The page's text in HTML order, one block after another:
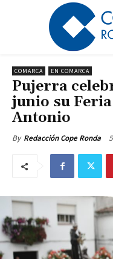
COMARCA EN COMARCA
Pujerra
junio su Feria
Antonio
By Redacción Cope Ronda